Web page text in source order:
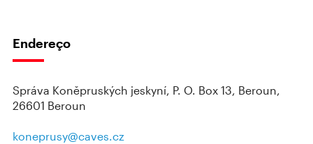
Endereço
Správa Koněpruských jeskyní, P. O. Box 13, Beroun,
26601 Beroun
koneprusy@caves.cz